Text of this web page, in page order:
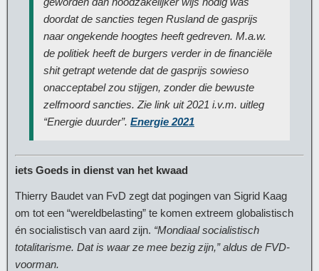
doordat de sancties tegen Rusland de gasprijs
naar ongekende hoogtes heeft gedreven. M.a.w.
de politiek heeft de burgers verder in de financiële
shit getrapt wetende dat de gasprijs sowieso
onacceptabel zou stijgen, zonder die bewuste
zelfmoord sancties. Zie link uit 2021 i.v.m. uitleg
“Energie duurder”. Energie 2021
iets Goeds in dienst van het kwaad
Thierry Baudet van FvD zegt dat pogingen van Sigrid Kaag
om tot een “wereldbelasting” te komen extreem globalistisch
én socialistisch van aard zijn. “Mondiaal socialistisch
totalitarisme. Dat is waar ze mee bezig zijn,” aldus de FVD-
voorman.